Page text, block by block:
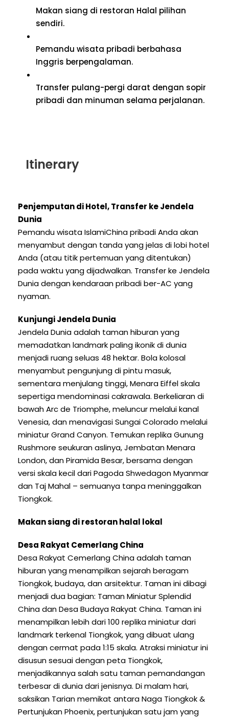
Makan siang di restoran Halal pilihan
sendiri.
Pemandu wisata pribadi berbahasa
Inggris berpengalaman.
Transfer pulang-pergi darat dengan sopir
pribadi dan minuman selama perjalanan.
Itinerary
Penjemputan di Hotel, Transfer ke Jendela
Dunia
Pemandu wisata IslamiChina pribadi Anda akan
menyambut dengan tanda yang jelas di lobi hotel
Anda (atau titik pertemuan yang ditentukan)
pada waktu yang dijadwalkan. Transfer ke Jendela
Dunia dengan kendaraan pribadi ber-AC yang
nyaman.
Kunjungi Jendela Dunia
Jendela Dunia adalah taman hiburan yang
memadatkan landmark paling ikonik di dunia
menjadi ruang seluas 48 hektar. Bola kolosal
menyambut pengunjung di pintu masuk,
sementara menjulang tinggi, Menara Eiffel skala
sepertiga mendominasi cakrawala. Berkeliaran di
bawah Arc de Triomphe, meluncur melalui kanal
Venesia, dan menavigasi Sungai Colorado melalui
miniatur Grand Canyon. Temukan replika Gunung
Rushmore seukuran aslinya, Jembatan Menara
London, dan Piramida Besar, bersama dengan
versi skala kecil dari Pagoda Shwedagon Myanmar
dan Taj Mahal – semuanya tanpa meninggalkan
Tiongkok.
Makan siang di restoran halal lokal
Desa Rakyat Cemerlang China
Desa Rakyat Cemerlang China adalah taman
hiburan yang menampilkan sejarah beragam
Tiongkok, budaya, dan arsitektur. Taman ini dibagi
menjadi dua bagian: Taman Miniatur Splendid
China dan Desa Budaya Rakyat China. Taman ini
menampilkan lebih dari 100 replika miniatur dari
landmark terkenal Tiongkok, yang dibuat ulang
dengan cermat pada 1:15 skala. Atraksi miniatur ini
disusun sesuai dengan peta Tiongkok,
menjadikannya salah satu taman pemandangan
terbesar di dunia dari jenisnya. Di malam hari,
saksikan Tarian memikat antara Naga Tiongkok &
Pertunjukan Phoenix, pertunjukan satu jam yang